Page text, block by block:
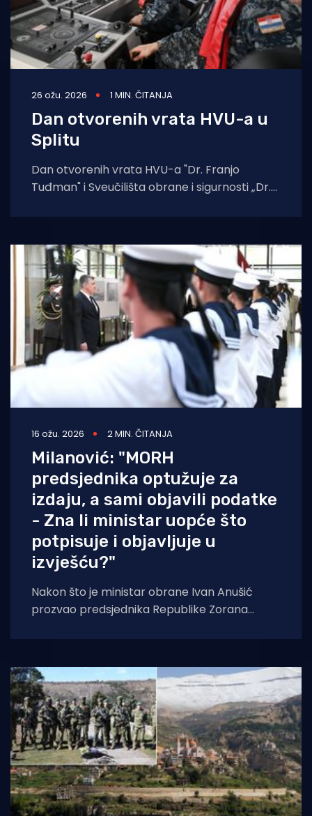
26 ožu. 2026 1 MIN. ČITANJA
Dan otvorenih vrata HVU-a u
Splitu
Dan otvorenih vrata HVU-a "Dr. Franjo
Tuđman" i Sveučilišta obrane i sigurnosti „Dr.
16 ožu. 2026 2 MIN. ČITANJA
Milanović: "MORH
predsjednika optužuje za
izdaju, a sami objavili podatke
- Zna li ministar uopće što
potpisuje i objavljuje u
izvješću?"
Nakon što je ministar obrane Ivan Anušić
prozvao predsjednika Republike Zorana
podatka" o broju